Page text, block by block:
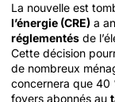
La nouvelle est
l’énergie (CRE) a
réglementés de
Cette décision
de nombreux
concernera que 40
foyers abonnés au